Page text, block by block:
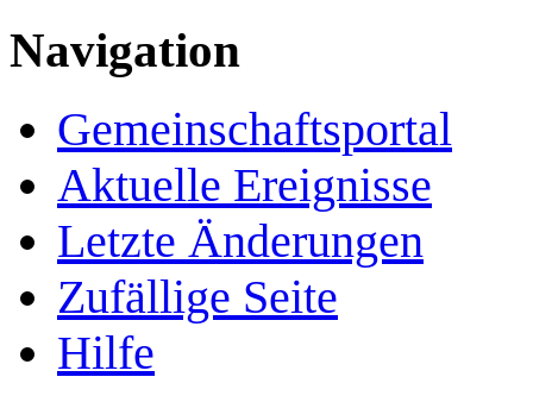
Navigation
Gemeinschafts­portal
Aktuelle Ereignisse
Letzte Änderungen
Zufällige Seite
Hilfe